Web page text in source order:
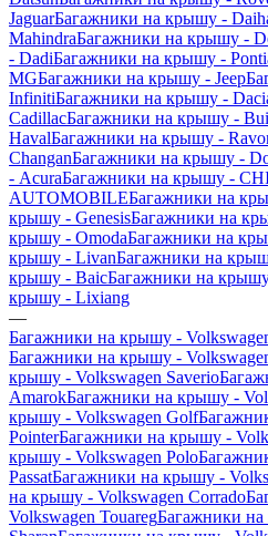
JaguarБагажники на крышу -
MahindraБагажники на крышу -
- DadiБагажники на крышу -
MGБагажники на крышу - Jeep
InfinitiБагажники на крышу -
CadillacБагажники на крышу -
HavalБагажники на крышу -
ChanganБагажники на крышу -
- AcuraБагажники на крышу -
AUTOMOBILEБагажники на
крышу - GenesisБагажники на
крышу - OmodaБагажники на
крышу - LivanБагажники на
крышу - BaicБагажники на
крышу - Lixiang
—
Багажники на крышу -
Багажники на крышу -
крышу - Volkswagen Saverio
AmarokБагажники на крышу -
крышу - Volkswagen Golf
PointerБагажники на крышу -
крышу - Volkswagen Polo
PassatБагажники на крышу -
на крышу - Volkswagen Corrado
Volkswagen TouaregБагажники